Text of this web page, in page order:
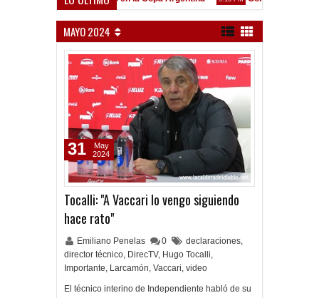
MAYO 2024
Tocalli: "A Vaccari lo vengo siguiendo
hace rato"
Emiliano Penelas 0 declaraciones,
director técnico, DirecTV, Hugo Tocalli,
Importante, Larcamón, Vaccari, video
El técnico interino de Independiente habló de su
31
May
2024